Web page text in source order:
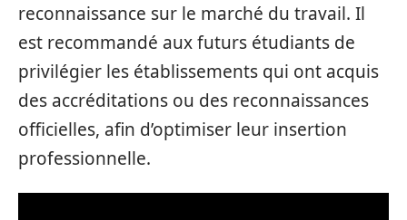
reconnaissance sur le marché du travail. Il
est recommandé aux futurs étudiants de
privilégier les établissements qui ont acquis
des accréditations ou des reconnaissances
officielles, afin d’optimiser leur insertion
professionnelle.